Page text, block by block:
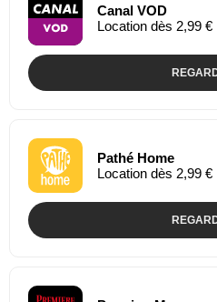
Canal VOD
Location dès 2,99 €
Pathé Home
Location dès 2,99 €